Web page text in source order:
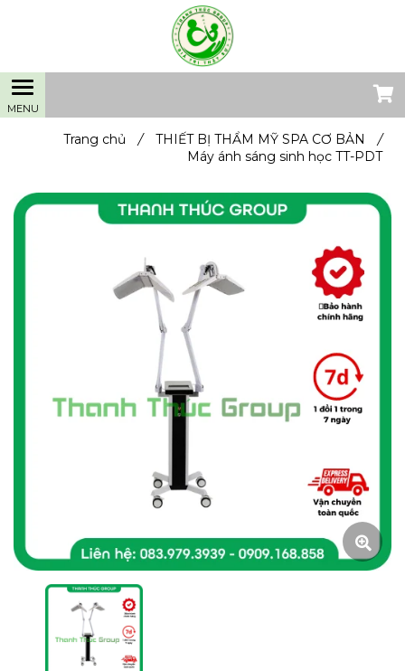
Trang chủ / THIẾT BỊ THẨM MỸ SPA CƠ BẢN
/
Máy ánh sáng sinh học TT-PDT